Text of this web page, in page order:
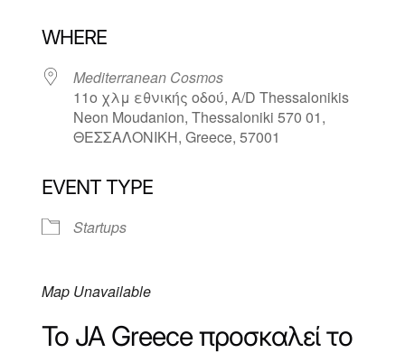
WHERE
Mediterranean Cosmos
11ο χλμ εθνικής οδού, A/D Thessalonikis
Neon Moudanion, Thessaloniki 570 01,
ΘΕΣΣΑΛΟΝΙΚΗ, Greece, 57001
EVENT TYPE
Startups
Map Unavailable
Το JA Greeceπροσκαλεί το